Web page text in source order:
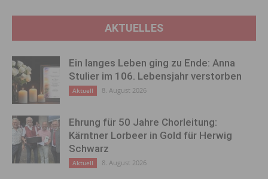
AKTUELLES
Ein langes Leben ging zu Ende: Anna
Stulier im 106. Lebensjahr verstorben
Aktuell 8. August 2026
Ehrung für 50 Jahre Chorleitung:
Kärntner Lorbeer in Gold für Herwig
Schwarz
Aktuell 8. August 2026